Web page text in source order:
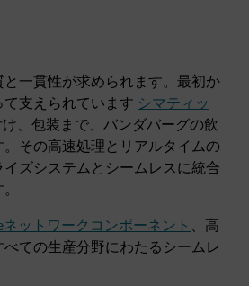
一貫性が求められます。最初か
支えられています シマティッ
、包装まで、バンダバーグの飲
その高速処理とリアルタイムの
ズシステムとシームレスに統合
ネットワークコンポーネント 、高
ての生産分野にわたるシームレ